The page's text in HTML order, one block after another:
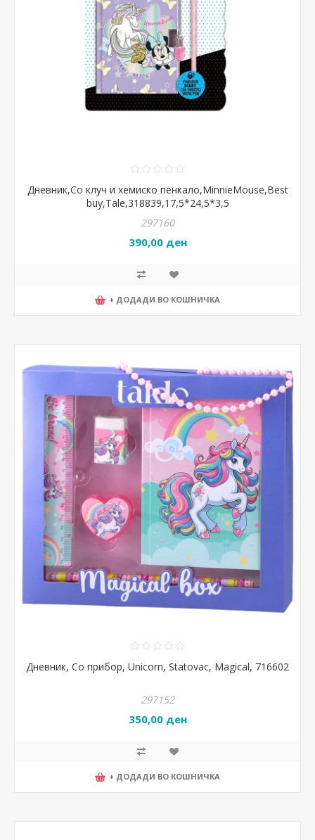
Дневник,Со клуч и хемиско пенкало,MinnieMouse,Best
buy,Tale,318839,17,5*24,5*3,5
297160
390,00 ден
+ ДОДАДИ ВО КОШНИЧКА
Дневник, Со прибор, Unicorn, Statovac, Magical, 716602
297152
350,00 ден
+ ДОДАДИ ВО КОШНИЧКА